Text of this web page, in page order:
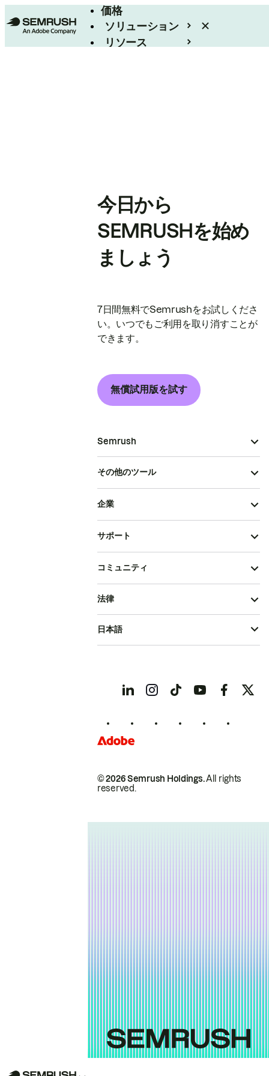
価格
ソリューション
リソース
今日から
SEMRUSHを始め
ましょう
7日間無料でSemrushをお試しくださ
い。いつでもご利用を取り消すことが
できます。
無償試用版を試す
Semrush
その他のツール
企業
サポート
コミュニティ
© 2026 Semrush Holdings.All rights
reserved.
法律
日本語